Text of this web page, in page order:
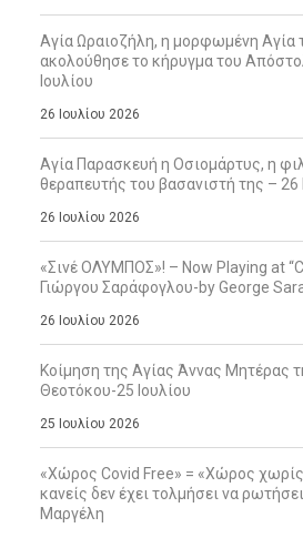
Αγία Ωραιοζήλη, η μορφωμένη Αγία
ακολούθησε το κήρυγμα του
Ιουλίου
26 Ιουλίου 2026
Αγία Παρασκευή η Οσιομάρτυς, η
θεραπευτής του βασανιστή της – 26
26 Ιουλίου 2026
«Σινέ ΟΛΥΜΠΟΣ»! – Now Playing at
Γιώργου Σαράφογλου-by George
26 Ιουλίου 2026
Κοίμηση της Αγίας Άννας Μητέρας
Θεοτόκου-25 Ιουλίου
25 Ιουλίου 2026
«Χώρος Covid Free» = «Χώρος
κανείς δεν έχει τολμήσει να
Μαργέλη